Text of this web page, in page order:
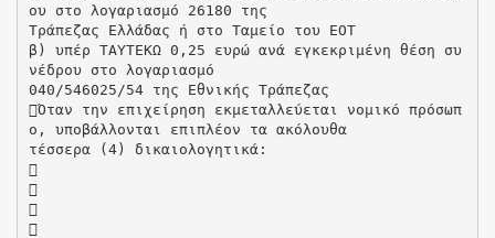
ου στο λογαριασμό 26180 της
Τράπεζας Ελλάδας ή στο Ταμείο του ΕΟΤ
β) υπέρ ΤΑΥΤΕΚΩ 0,25 ευρώ ανά εγκεκριμένη θέση συ
νέδρου στο λογαριασμό
040/546025/54 της Εθνικής Τράπεζας
Όταν την επιχείρηση εκμεταλλεύεται νομικό πρόσωπ
ο, υποβάλλονται επιπλέον τα ακόλουθα
τέσσερα (4) δικαιολογητικά:



